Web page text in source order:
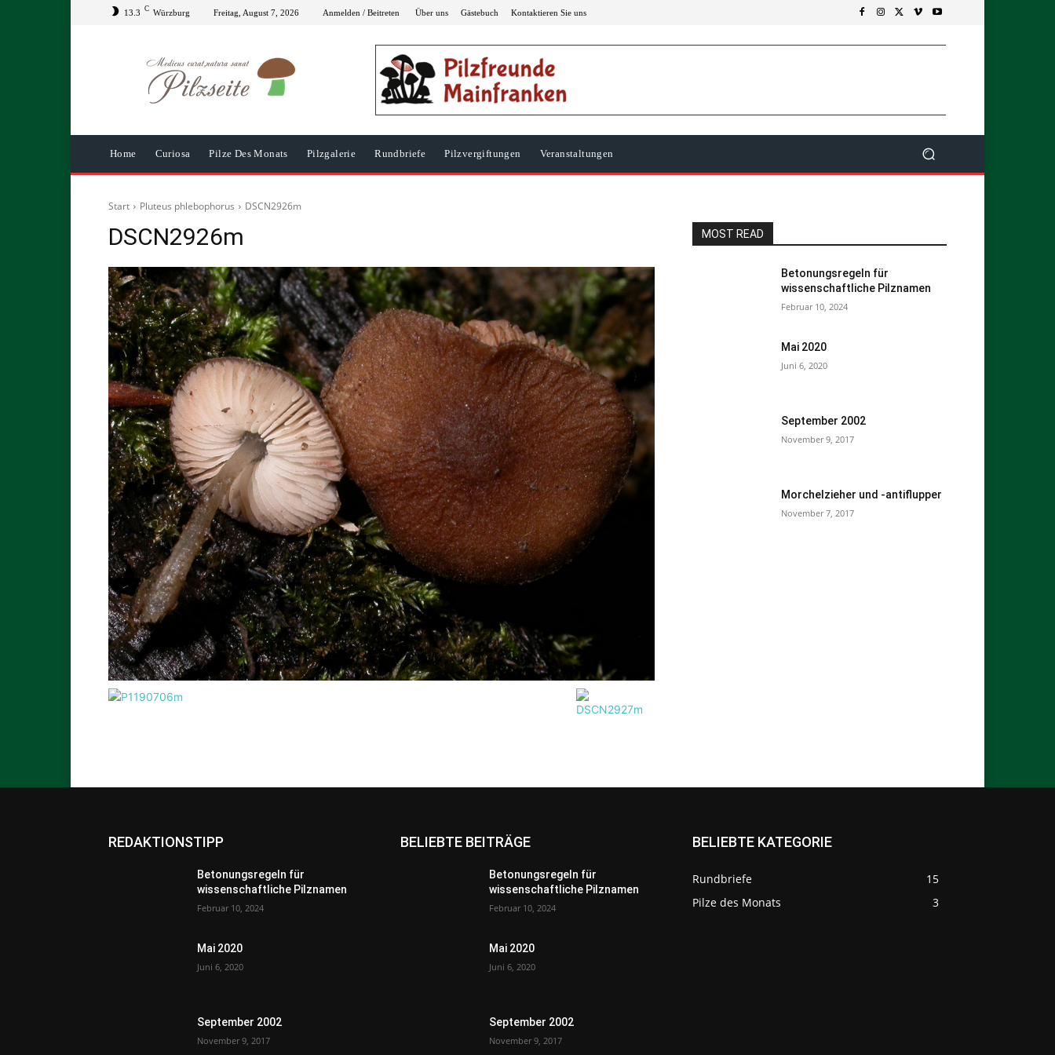
13.3 C Würzburg Freitag, August 7, 2026 Anmelden / Beitreten Über uns Gästebuch Kontaktieren Sie uns
Home Curiosa Pilze Des Monats Pilzgalerie Rundbriefe Pilzvergiftungen Veranstaltungen
Start Pluteus phlebophorus DSCN2926m
DSCN2926m MOST READ
Betonungsregeln für
wissenschaftliche Pilznamen
Februar 10, 2024
Mai 2020
Juni 6, 2020
September 2002
November 9, 2017
Morchelzieher und -antiflupper
November 7, 2017
REDAKTIONSTIPP
Betonungsregeln für
wissenschaftliche Pilznamen
Februar 10, 2024
Mai 2020
Juni 6, 2020
September 2002
November 9, 2017
BELIEBTE BEITRÄGE
Betonungsregeln für
wissenschaftliche Pilznamen
Februar 10, 2024
Mai 2020
Juni 6, 2020
September 2002
November 9, 2017
BELIEBTE KATEGORIE
Rundbriefe
15
Pilze des Monats
3